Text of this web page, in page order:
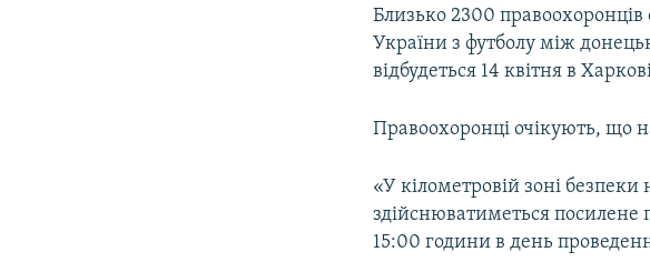
Близько 2300
України з футболу між
відбудеться 14 квітня в
Правоохоронці очікують, що
«У кілометровій зоні
здійснюватиметься посилене
15:00 години в день